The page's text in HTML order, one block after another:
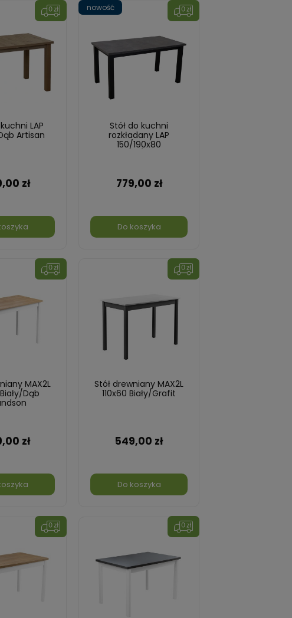
LAP
Artisan
zł
Stół do kuchni
rozkładany LAP
150/190x80
779,00 zł
Do koszyka
nowość
MAX2L
Dąb
zł
Stół drewniany MAX2L
110x60 Biały/Grafit
549,00 zł
Do koszyka